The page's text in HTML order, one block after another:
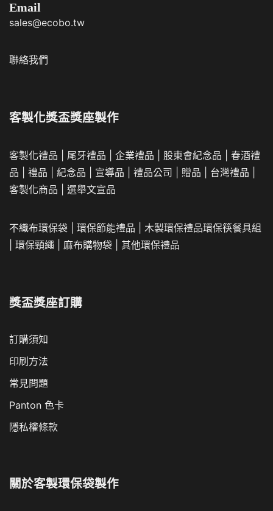
Email
sales@ecobo.tw
聯絡我們
客製化獎盃獎座製作
客製化禮品 尾牙禮品 企業禮品 股東會紀念品
春酒禮
品
禮品 紀念品 宣導品 禮品公司 贈品 台灣禮品
客製化商品
選舉文宣品
不織布環保袋 環保節能禮品 木製環保禮品環保筷餐具組
環保頸繩 麻布購物袋 其他環保禮品
獎盃獎座訂購
訂購須知
印刷方法
常見問題
Panton 色卡
隱私權條款
關於客製環保袋製作